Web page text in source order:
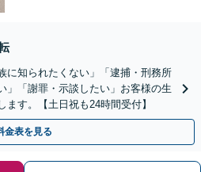
に知られたくない」「逮捕・刑務所
」「謝罪・示談したい」お客様の生
す。【土日祝も24時間受付】
金表を見る